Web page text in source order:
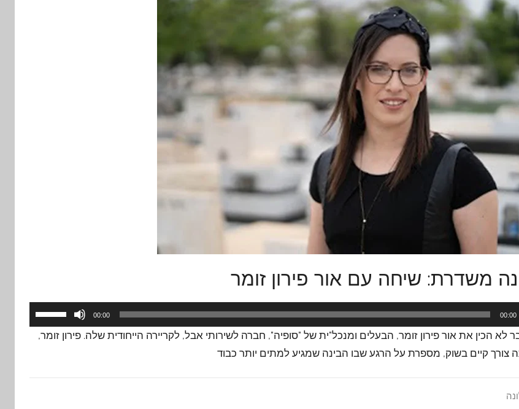
משדרת: שיחה עם אור פירון זומר
00:00
00:00
השתמש
במקש
לא הכין את אור פירון זומר, הבעלים ומנכל"ית של "סופיה", חברה לשירותי אבל, לקריירה הייחודית שלה. פירון זומר,
צורך קיים בשוק, מספרת על הרגע שבו הבינה שמגיע למתים יותר כבוד